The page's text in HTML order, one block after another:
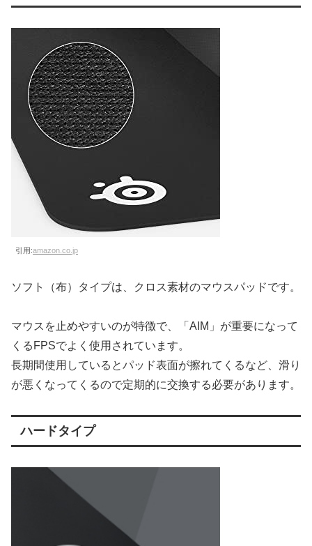
引用:amazon.co.jp
ソフト（布）タイプは、クロス素材のマウスパッドです。
マウスを止めやすいのが特徴で、「AIM」が重要になって
くるFPSでよく使用されています。
長期間使用しているとパッド表面が擦れてくるなど、滑り
が悪くなってくるので定期的に交換する必要があります。
ハードタイプ